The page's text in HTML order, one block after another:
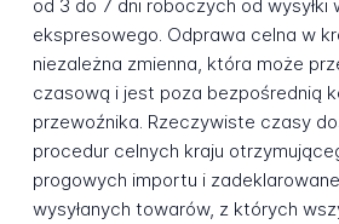
od 3 do 7 dni roboczych od wysyłki
ekspresowego. Odprawa celna w
niezależna zmienna, która może
czasową i jest poza bezpośrednią
przewoźnika. Rzeczywiste czasy
procedur celnych kraju
progowych importu i
wysyłanych towarów, z których